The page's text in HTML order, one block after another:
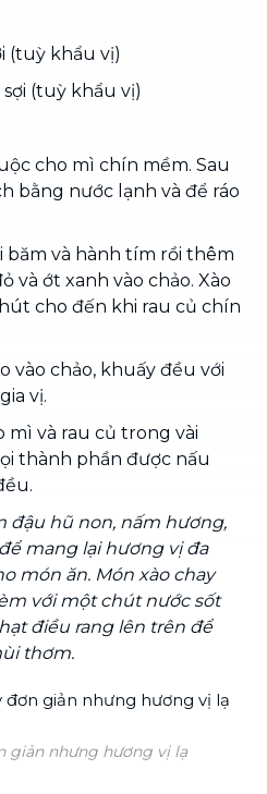
(tuỳ khẩu vị)
(tuỳ khẩu vị)
cho mì chín mềm. Sau
bằng nước lạnh và để ráo
băm và hành tím rồi thêm
và ớt xanh vào chảo. Xào
cho đến khi rau củ chín
vào chảo, khuấy đều với
vị.
mì và rau củ trong vài
thành phần được nấu
đậu hũ non, nấm hương,
mang lại hương vị đa
món ăn. Món xào chay
với một chút nước sốt
điều rang lên trên để
thơm.
giản nhưng hương vị lạ